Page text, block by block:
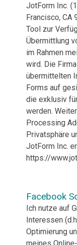
JotForm Inc.
Francisco, CA
Tool zur
Übermittlung
im Rahmen
wird. Die
übermittelten
Forms auf
die exklusiv
werden.
Processing
Privatsphäre
JotForm Inc.
https://
Facebook
Ich nutze auf
Interessen
Optimierung